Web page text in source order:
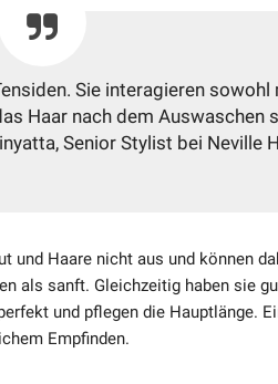
Sie interagieren sowohl
Haar nach dem Auswaschen
Senior Stylist bei Neville
und Haare nicht aus und können
als sanft. Gleichzeitig haben sie
und pflegen die Hauptlänge.
Empfinden.